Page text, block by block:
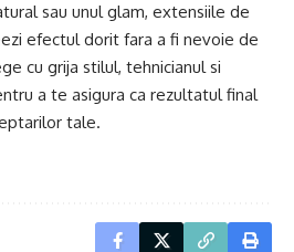
sau unul glam, extensiile de
efectul dorit fara a fi nevoie de
cu grija stilul, tehnicianul si
a te asigura ca rezultatul final
tale.